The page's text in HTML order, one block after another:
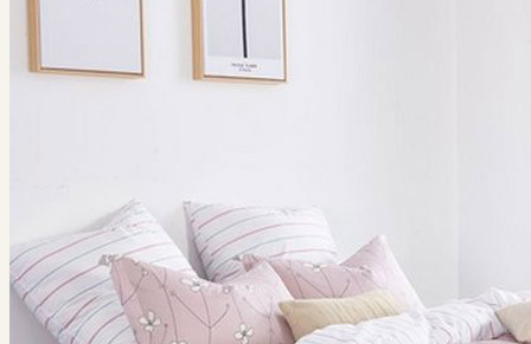
ПОСТЕЛЬНОЕ БЕЛЬЕ
Сатин
Тенсел
РАЗМЕРЫ
1,5-спальный